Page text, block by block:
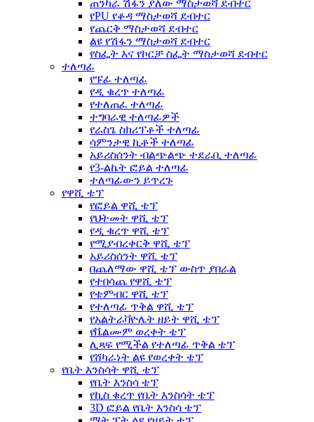
ጠንካራ ሽፋን ያለው ማስታወሻ ደብተር
የPU የቆዳ ማስታወሻ ደብተር
የጨርቅ ማስታወሻ ደብተር
ልዩ የሽፋን ማስታወሻ ደብተር
የስፌት እና የኮርቻ ስፌት ማስታወሻ ደብተር
ተለጣፊ
የፑፊ ተለጣፊ
የዲ ቁረጥ ተለጣፊ
የተለጠፈ ተለጣፊ
ተግባራዊ ተለጣፊዎች
የራስጌ ስክሪፕቶች ተለጣፊ
ሳምንታዊ ኪቶች ተለጣፊ
አይሪስሰንት ብልጭልጭ ተደራቢ ተለጣፊ
የ3-ልኬት ፎይል ተለጣፊ
ተለጣፊውን ይጥረጉ
የዋሺ ቴፕ
የፎይል ዋሺ ቴፕ
የህትመት ዋሺ ቴፕ
የዲ ቁረጥ ዋሺ ቴፕ
የሚያብረቀርቅ ዋሺ ቴፕ
አይሪስሰንት ዋሺ ቴፕ
በጨለማው ዋሺ ቴፕ ውስጥ ያበራል
የተበሳጨ የዋሺ ቴፕ
የቴምብር ዋሺ ቴፕ
የተለጣፊ ጥቅል ዋሺ ቴፕ
የአልትራቫዮሌት ዘይት ዋሺ ቴፕ
የቬልሙም ወረቀት ቴፕ
ሊጻፍ የሚችል የተለጣፊ ጥቅል ቴፕ
የሸካራነት ልዩ የወረቀት ቴፕ
የቤት እንስሳት ዋሺ ቴፕ
የቤት እንስሳ ቴፕ
የኪስ ቁረጥ የቤት እንስሳት ቴፕ
3D ፎይል የቤት እንስሳ ቴፕ